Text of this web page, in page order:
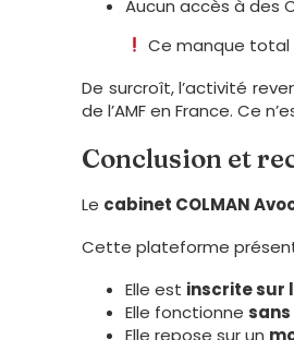
Aucun accès à des
Ce manque
De surcroît, l’activité
de l’AMF en France. Ce
Conclusion et
Le cabinet COLMAN
Cette plateforme
Elle est inscrite sur
Elle fonctionne
Elle repose sur un